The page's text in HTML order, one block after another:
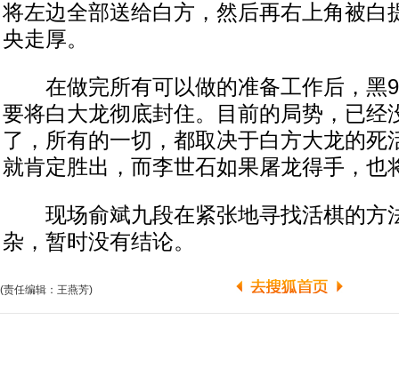
将左边全部送给白方，然后再右上角被白
央走厚。
在做完所有可以做的准备工作后，黑
要将白大龙彻底封住。目前的局势，已经
了，所有的一切，都取决于白方大龙的死
就肯定胜出，而李世石如果屠龙得手，也
现场俞斌九段在紧张地寻找活棋的方
杂，暂时没有结论。
(责任编辑：王燕芳)